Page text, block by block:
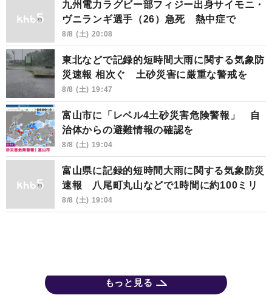
九州電力ラグビー部フィジー出身サイモニ・
ヴニランギ選手（26）急死 熱中症で
8/8 (土) 20:08
東北などで記録的短時間大雨に関する気象防
災速報 相次ぐ 土砂災害に厳重な警戒を
8/8 (土) 19:47
富山市に「レベル4土砂災害危険警報」 自
治体からの避難情報の確認を
8/8 (土) 19:04
富山県に記録的短時間大雨に関する気象防災
速報 八尾町丸山などで1時間に約100ミリ
8/8 (土) 19:04
もっと見る